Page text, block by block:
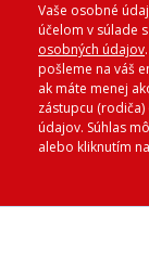
Vaše osobné
účelom v súlade
osobných údajov
pošleme na váš
ak máte menej
zástupcu
údajov. Súhlas
alebo kliknutím